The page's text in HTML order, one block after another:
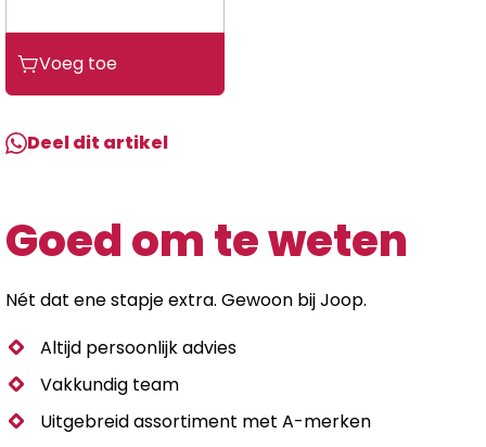
Voeg toe
Deel dit artikel
Goed om te weten
Nét dat ene stapje extra. Gewoon bij Joop.
Altijd persoonlijk advies
Vakkundig team
Uitgebreid assortiment met A-merken